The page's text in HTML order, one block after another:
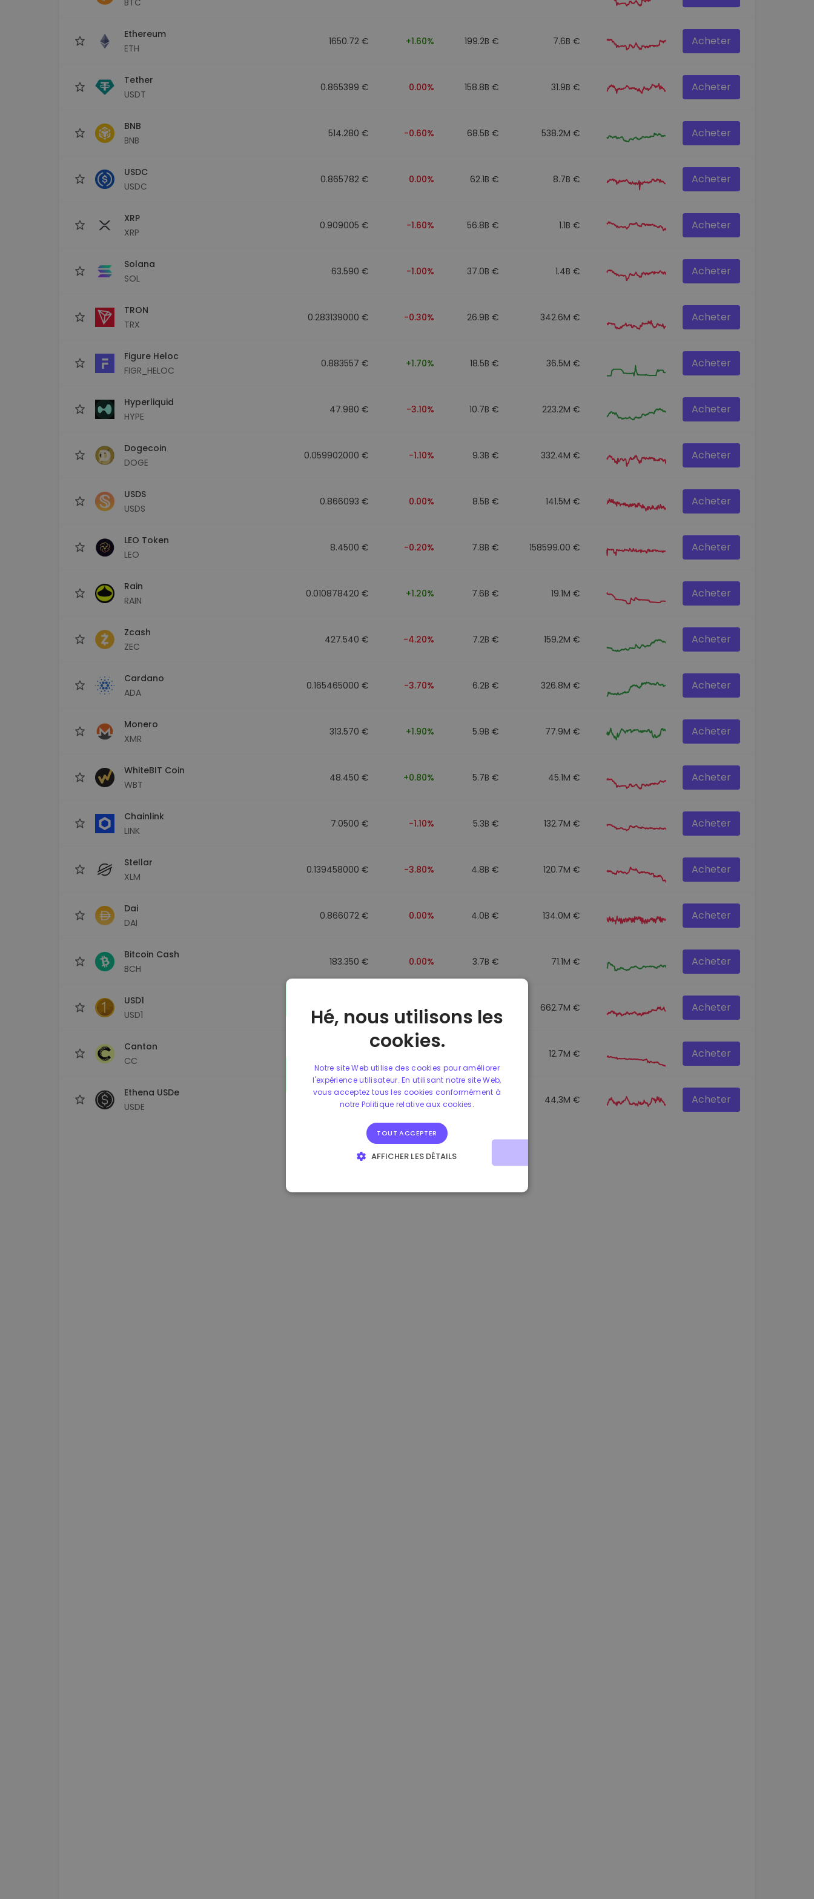
Ethereum
ETH
1650.72 € +1.60% 199.2B € 7.6B € Acheter
Tether
USDT
0.865399 € 0.00% 158.8B € 31.9B € Acheter
BNB
BNB
514.280 € -0.60% 68.5B € 538.2M € Acheter
USDC
USDC
0.865782 € 0.00% 62.1B € 8.7B € Acheter
XRP
XRP
0.909005 € -1.60% 56.8B € 1.1B € Acheter
Solana
SOL
63.590 € -1.00% 37.0B € 1.4B € Acheter
TRON
TRX
0.283139000 € -0.30% 26.9B € 342.6M € Acheter
Figure Heloc
FIGR_HELOC
0.883557 € +1.70% 18.5B € 36.5M € Acheter
Hyperliquid
HYPE
47.980 € -3.10% 10.7B € 223.2M € Acheter
Dogecoin
DOGE
0.059902000 € -1.10% 9.3B € 332.4M € Acheter
USDS
USDS
0.866093 € 0.00% 8.5B € 141.5M € Acheter
LEO Token
LEO
8.4500 € -0.20% 7.8B € 158599.00 € Acheter
Rain
RAIN
0.010878420 € +1.20% 7.6B € 19.1M € Acheter
Zcash
ZEC
427.540 € -4.20% 7.2B € 159.2M € Acheter
Cardano
ADA
0.165465000 € -3.70% 6.2B € 326.8M € Acheter
Monero
XMR
313.570 € +1.90% 5.9B € 77.9M € Acheter
WhiteBIT Coin
WBT
48.450 € +0.80% 5.7B € 45.1M € Acheter
Chainlink
LINK
7.0500 € -1.10% 5.3B € 132.7M € Acheter
Stellar
XLM
0.139458000 € -3.80% 4.8B € 120.7M € Acheter
Dai
DAI
0.866072 € 0.00% 4.0B € 134.0M € Acheter
Bitcoin Cash
BCH
183.350 € 0.00% 3.7B € 71.1M € Acheter
USD1
USD1
0.865650 € 0.00% 3.5B € 662.7M € Acheter
Canton
CC
12.7M € Acheter
Ethena USDe
USDE
0.865673 € -0.10% 44.3M € Acheter
Hé, nous utilisons les
cookies.
Notre site Web utilise des cookies pour améliorer
l'expérience utilisateur. En utilisant notre site Web,
vous acceptez tous les cookies conformément à
notre Politique relative aux cookies.
TOUT ACCEPTER
AFFICHER LES DÉTAILS